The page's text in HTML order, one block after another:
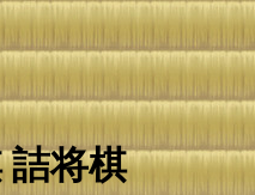
詰将棋